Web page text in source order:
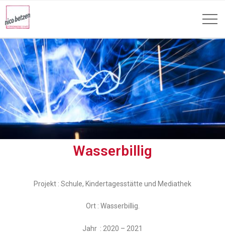
Wasserbillig
Projekt : Schule, Kindertagesstätte und Mediathek
Ort : Wasserbillig.
Jahr : 2020 – 2021